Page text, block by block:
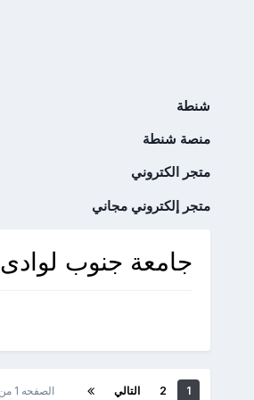
شنطة
منصة شنطة
متجر الكتروني
متجر إلكتروني مجاني
جامعة جنوب لوادى
1
2 التالي الصفحه 1 من 2